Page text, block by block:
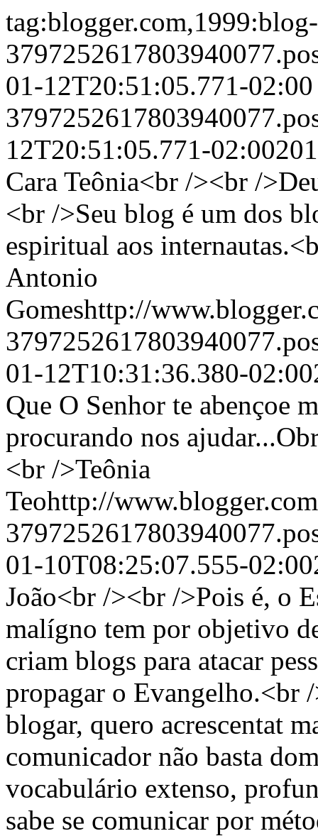
tag:blogger.com,1999:blog-
01-12T20:51:05.771-
12T20:51:05.771-
Cara Teônia<br /><br /
<br />Seu blog é um dos
espiritual aos
Antonio
Gomeshttp://
01-12T10:31:36.380-
Que O Senhor te abençoe
procurando nos
<br />Teônia
Teohttp://
01-10T08:25:07.555-
João<br /><br />Pois é, o
malígno tem por objetivo
criam blogs para atacar
propagar o Evangelho.<br
blogar, quero acrescentat
comunicador não basta
vocabulário extenso,
sabe se comunicar por